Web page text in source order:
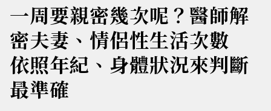
一周要親密幾次呢？醫師解
密夫妻、情侶性生活次數
依照年紀、身體狀況來判斷
最準確